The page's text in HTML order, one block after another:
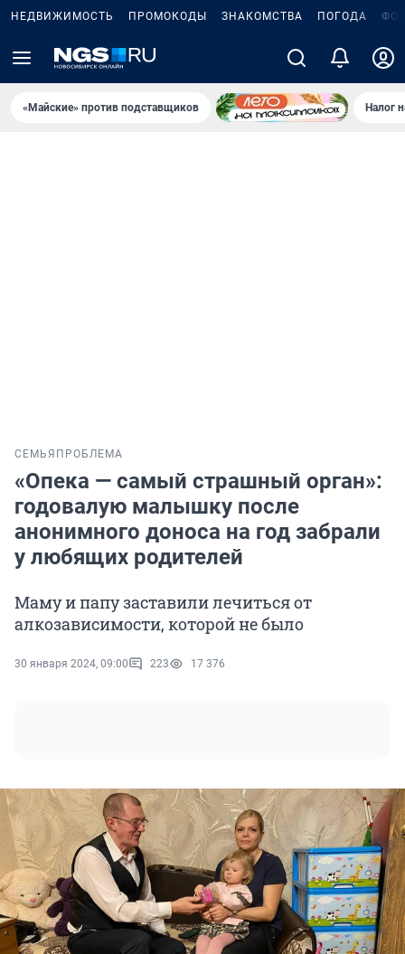
НЕДВИЖИМОСТЬ ПРОМОКОДЫ ЗНАКОМСТВА ПОГОДА
«Майские» против подставщиков Налог
СЕМЬЯ ПРОБЛЕМА
«Опека — самый страшный орган»:
годовалую малышку после
анонимного доноса на год забрали
у любящих родителей
Маму и папу заставили лечиться от
алкозависимости, которой не было
30 января 2024, 09:00 223 17 376